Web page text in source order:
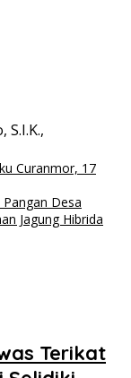
Curanmor, 17
Desa
Jagung Hibrida
Terikat